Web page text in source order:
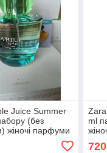
Juice Summer
(без
жіночі парфуми
оригінал Іспанія)
ml
720